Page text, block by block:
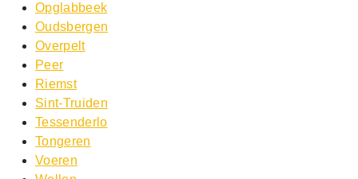
Opglabbeek
Oudsbergen
Overpelt
Peer
Riemst
Sint-Truiden
Tessenderlo
Tongeren
Voeren